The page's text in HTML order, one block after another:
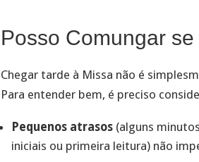
Posso Comungar
Chegar tarde à Missa não é
Para entender bem, é preciso
Pequenos atrasos (alguns
iniciais ou primeira leitura) não